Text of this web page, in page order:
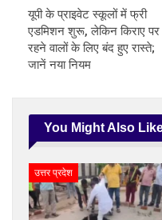
यूपी के प्राइवेट स्कूलों में फ्री
एडमिशन शुरू, लेकिन किराए पर
रहने वालों के लिए बंद हुए रास्ते;
जानें नया नियम
You Might Also
उत्तर प्रदेश